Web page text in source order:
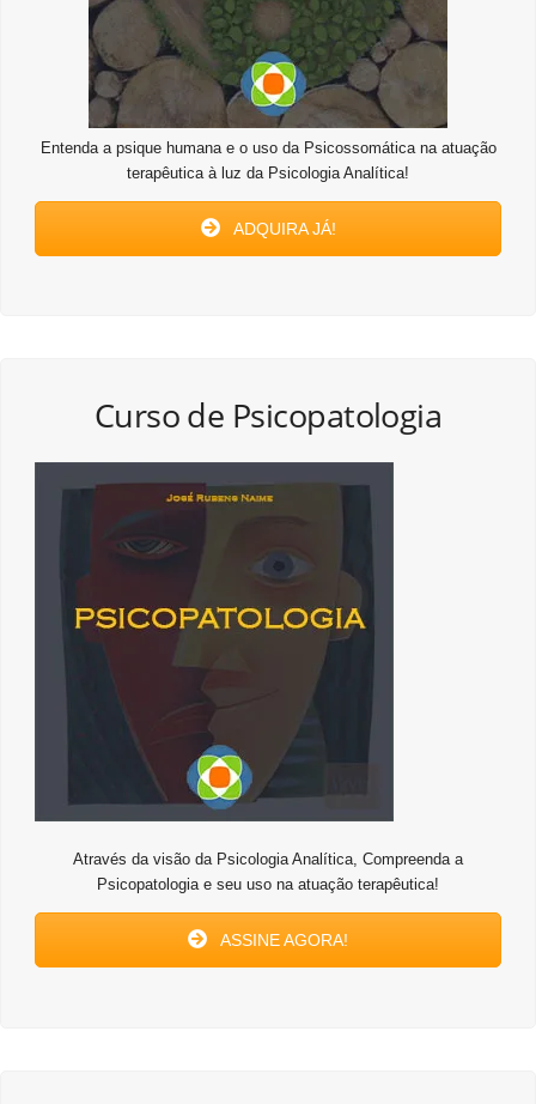
Entenda a psique humana e o uso da Psicossomática na atuação
terapêutica à luz da Psicologia Analítica!
ADQUIRA JÁ!
Curso de Psicopatologia
Através da visão da Psicologia Analítica, Compreenda a
Psicopatologia e seu uso na atuação terapêutica!
ASSINE AGORA!